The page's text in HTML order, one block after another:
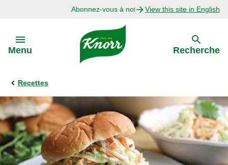
Abonnez-vous à notre infolettreView this site in English
Menu
Précédent
Explorer
Recettes avec Bouillon
Recherche
Recettes